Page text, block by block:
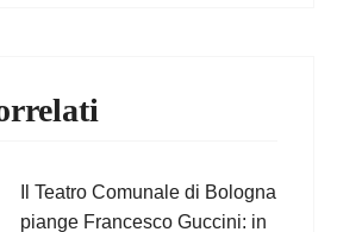
Il Teatro Comunale di Bologna
piange Francesco Guccini: in